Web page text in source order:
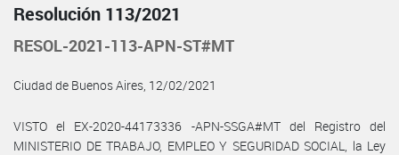
Resolución 113/2021
RESOL-2021-113-APN-ST#MT
Ciudad de Buenos Aires, 12/02/2021
VISTO el EX-2020-44173336 -APN-SSGA#MT del Registro del
MINISTERIO DE TRABAJO, EMPLEO Y SEGURIDAD SOCIAL, la Ley